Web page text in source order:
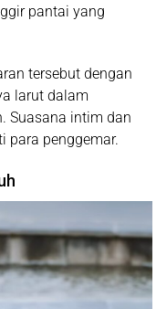
pantai yang
tersebut dengan
larut dalam
Suasana intim dan
para penggemar.